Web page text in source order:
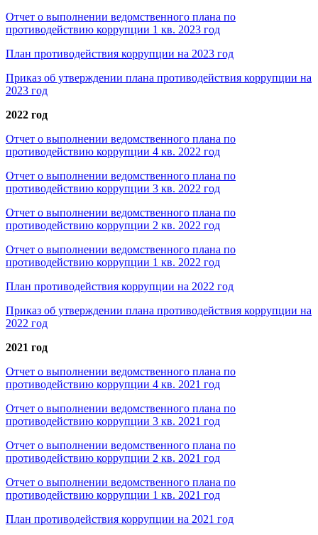
Отчет о выполнении ведомственного плана по
противодействию коррупции 1 кв. 2023 год
План противодействия коррупции на 2023 год
Приказ об утверждении плана противодействия коррупции на
2023 год
2022 год
Отчет о выполнении ведомственного плана по
противодействию коррупции 4 кв. 2022 год
Отчет о выполнении ведомственного плана по
противодействию коррупции 3 кв. 2022 год
Отчет о выполнении ведомственного плана по
противодействию коррупции 2 кв. 2022 год
Отчет о выполнении ведомственного плана по
противодействию коррупции 1 кв. 2022 год
План противодействия коррупции на 2022 год
Приказ об утверждении плана противодействия коррупции на
2022 год
2021 год
Отчет о выполнении ведомственного плана по
противодействию коррупции 4 кв. 2021 год
Отчет о выполнении ведомственного плана по
противодействию коррупции 3 кв. 2021 год
Отчет о выполнении ведомственного плана по
противодействию коррупции 2 кв. 2021 год
Отчет о выполнении ведомственного плана по
противодействию коррупции 1 кв. 2021 год
План противодействия коррупции на 2021 год